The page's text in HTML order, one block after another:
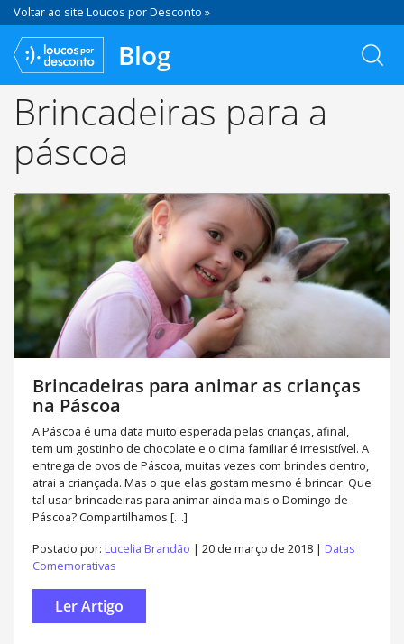
Voltar ao site Loucos por Desconto »
Blog
Brincadeiras para a
páscoa
Brincadeiras para animar as crianças
na Páscoa
A Páscoa é uma data muito esperada pelas crianças, afinal,
tem um gostinho de chocolate e o clima familiar é irresistível. A
entrega de ovos de Páscoa, muitas vezes com brindes dentro,
atrai a criançada. Mas o que elas gostam mesmo é brincar. Que
tal usar brincadeiras para animar ainda mais o Domingo de
Páscoa? Compartilhamos […]
Postado por: Lucelia Brandão | 20 de março de 2018 | Datas
Comemorativas
Ler Artigo